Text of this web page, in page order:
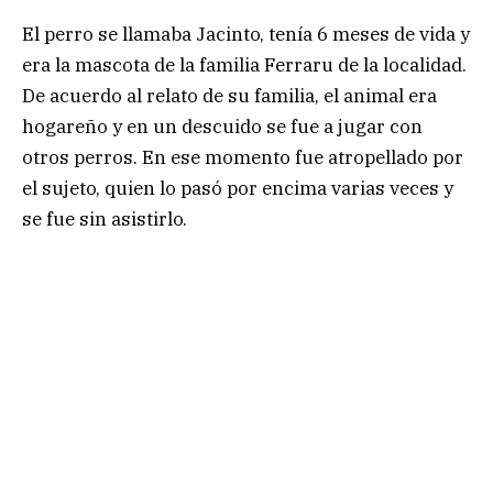
El perro se llamaba Jacinto, tenía 6 meses de vida y
era la mascota de la familia Ferraru de la localidad.
De acuerdo al relato de su familia, el animal era
hogareño y en un descuido se fue a jugar con
otros perros. En ese momento fue atropellado por
el sujeto, quien lo pasó por encima varias veces y
se fue sin asistirlo.